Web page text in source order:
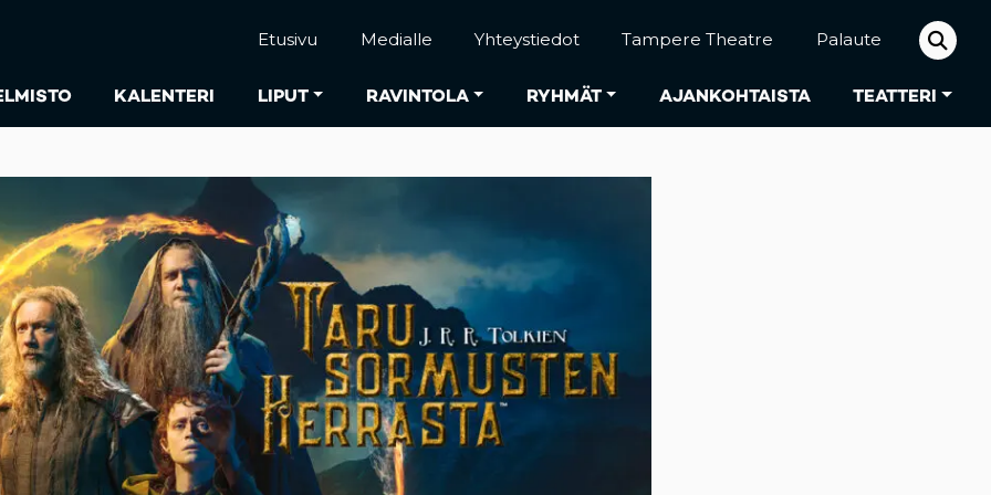
KALENTERI LIPUT RAVINTOLA RYHMÄT AJANKOHTAISTA TEATTERI
Etusivu Medialle Yhteystiedot Tampere Theatre Palaute